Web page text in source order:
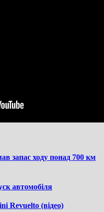
запас ходу понад 700 км
автомобіля
Revuelto (відео)